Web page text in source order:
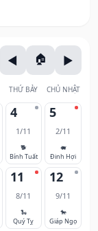
THỨ BẢY CHỦ NHẬT
4
1/11
🐕
Bính Tuất
5
2/11
🐖
Đinh Hợi
11
8/11
🐍
Quý Tỵ
12
9/11
🐎
Giáp Ngọ